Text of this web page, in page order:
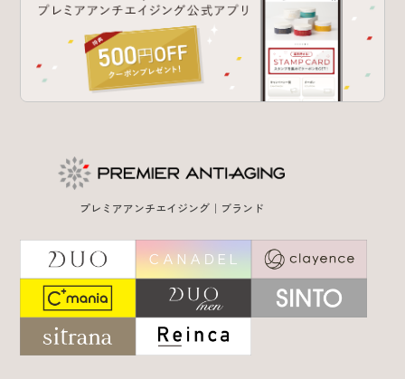
プレミアアンチエイジング｜ブランド